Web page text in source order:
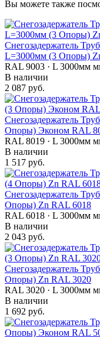
Вы можете также
Снегозадержатель
L=3000мм (3 Опоры)
RAL 9003 · L 3000мм
В наличии
2 087 руб.
Снегозадержатель
Опоры) Эконом RAL
RAL 8019 · L 3000мм
В наличии
1 517 руб.
Снегозадержатель
Опоры) Zn RAL 6018
RAL 6018 · L 3000мм
В наличии
2 043 руб.
Снегозадержатель
Опоры) Zn RAL 3020
RAL 3020 · L 3000мм
В наличии
1 692 руб.